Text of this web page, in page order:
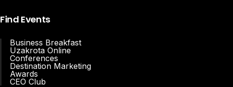
Find Events
Business Breakfast
Uzakrota Online
Conferences
Destination Marketing
Awards
CEO Club